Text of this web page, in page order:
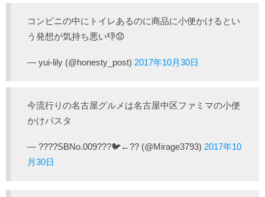
コンビニの中にトイレあるのに商品に小便かけるとい
う発想が気持ち悪い👎😟
— yui-lily (@honesty_post) 2017年10月30日
今流行りの名古屋グルメは名古屋中区ファミマの小便
かけパスタ
— ????SBNo.009???🐦←?? (@Mirage3793) 2017年10
月30日